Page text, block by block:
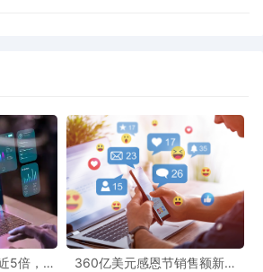
系中深度整合了自动化与AI技术，其
地团队自主研发，以更精准地适配区域
，亚马逊在过去六年中实现了物流体系
迅速扩展至超过250个；
幅缩短 77%；
5倍，
360亿美元感恩节销售额新纪